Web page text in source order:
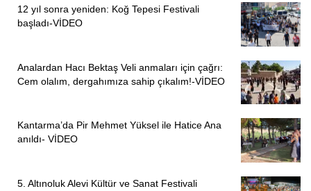
yapılan infaz erteleme başvurusunun reddedilmesi
“80 YAŞINDAKİ HANİFE ARSLAN, KİŞİSEL BAKIMINI
BAŞKALARININ YARDIMIYLA YAPABİLİYOR”
yaşında ağır hasta bir mahpustur. Hanife Arslan Koah,
mide ülseri, diyabet, kalp ve yüksek tansiyon hastası olup,
eklemlerde sıvı azalmasına bağlı yoğun ağrı ve ileri
düzeyde hareket güçlüğü çekmektedir, geçirdiği Covid-19
12 yıl sonra yeniden: Koğ Tepesi Festivali
başladı-VİDEO
Analardan Hacı Bektaş Veli anmaları için çağrı:
Cem olalım, dergahımıza sahip çıkalım!-VİDEO
Kantarma’da Pir Mehmet Yüksel ile Hatice Ana
anıldı- VİDEO
5. Altınoluk Alevi Kültür ve Sanat Festivali